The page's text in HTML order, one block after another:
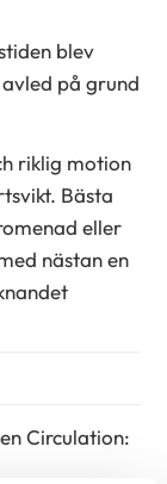
blev
på grund
riklig motion
Bästa
eller
nästan en
Circulation: